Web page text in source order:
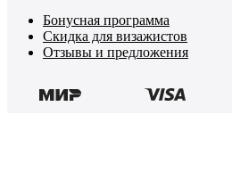
Бонусная программа
Скидка для визажистов
Отзывы и предложения